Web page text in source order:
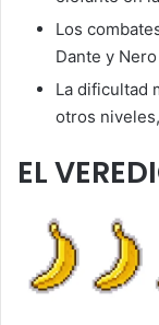
Los
Dante y Nero
La dificultad
otros
EL